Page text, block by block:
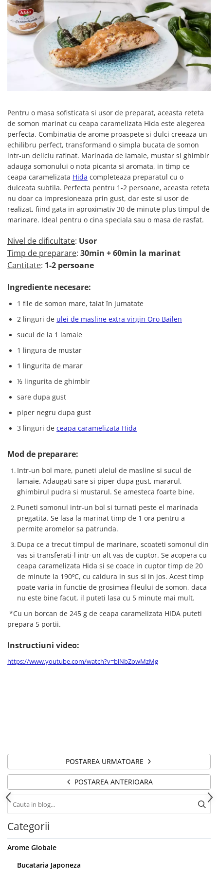
Condimente turcesti
Ghimbir murat la borcan
Alge Nori
Supa miso
Pentru o masa sofisticata si usor de preparat, aceasta reteta
de somon marinat cu ceapa caramelizata Hida este alegerea
perfecta. Combinatia de arome proaspete si dulci creeaza un
echilibru perfect, transformand o simpla bucata de somon
intr-un deliciu rafinat. Marinada de lamaie, mustar si ghimbir
adauga somonului o nota picanta si aromata, in timp ce
ceapa caramelizata Hida completeaza preparatul cu o
dulceata subtila. Perfecta pentru 1-2 persoane, aceasta reteta
nu doar ca impresioneaza prin gust, dar este si usor de
realizat, fiind gata in aproximativ 30 de minute plus timpul de
marinare. Ideal pentru o cina speciala sau o masa de rasfat.
Nivel de dificultate: Usor
Timp de preparare: 30min + 60min la marinat
Cantitate: 1-2 persoane
Ingrediente necesare:
1 file de somon mare, taiat în jumatate
2 linguri de ulei de masline extra virgin Oro Bailen
sucul de la 1 lamaie
1 lingura de mustar
1 lingurita de marar
½ lingurita de ghimbir
sare dupa gust
piper negru dupa gust
3 linguri de ceapa caramelizata Hida
Mod de preparare:
Intr-un bol mare, puneti uleiul de masline si sucul de
lamaie. Adaugati sare si piper dupa gust, mararul,
ghimbirul pudra si mustarul. Se amesteca foarte bine.
Puneti somonul intr-un bol si turnati peste el marinada
pregatita. Se lasa la marinat timp de 1 ora pentru a
permite aromelor sa patrunda.
Dupa ce a trecut timpul de marinare, scoateti somonul din
vas si transferati-l intr-un alt vas de cuptor. Se acopera cu
ceapa caramelizata Hida si se coace in cuptor timp de 20
de minute la 190ºC, cu caldura in sus si in jos. Acest timp
poate varia in functie de grosimea fileului de somon, daca
nu este bine facut, il puteti lasa cu 5 minute mai mult.
*Cu un borcan de 245 g de ceapa caramelizata HIDA puteti
prepara 5 portii.
Instructiuni video:
https://www.youtube.com/watch?v=blNbZowMzMg
POSTAREA URMATOARE
POSTAREA ANTERIOARA
Categorii
Arome Globale
Bucataria Japoneza